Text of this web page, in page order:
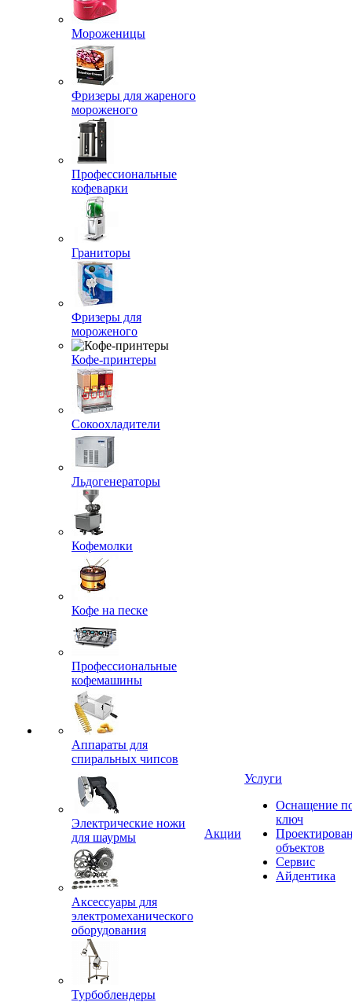
Мороженицы
Фризеры для жареного
мороженого
Профессиональные
кофеварки
Граниторы
Фризеры для
мороженого
Кофе-принтеры
Сокоохладители
Льдогенераторы
Кофемолки
Кофе на песке
Профессиональные
кофемашины
Аппараты для
спиральных чипсов
Электрические ножи
для шаурмы
Аксессуары для
электромеханического
оборудования
Турбоблендеры
Акции
Услуги
Оснащение
ключ
объектов
Сервис
Айдентика